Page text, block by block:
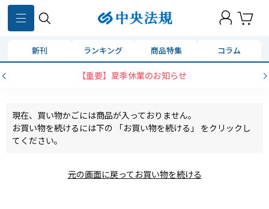
新刊 ランキング 商品特集 コラム
【重要】夏季休業のお知らせ
現在、買い物かごには商品が入っておりません。
お買い物を続けるには下の 「お買い物を続ける」 をクリックし
てください。
元の画面に戻ってお買い物を続ける